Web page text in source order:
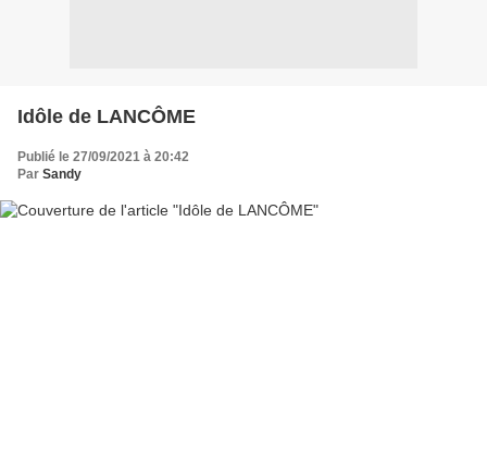
Idôle de LANCÔME
Publié le 27/09/2021 à 20:42
Par Sandy